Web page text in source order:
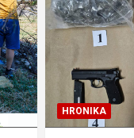
HRONIKA